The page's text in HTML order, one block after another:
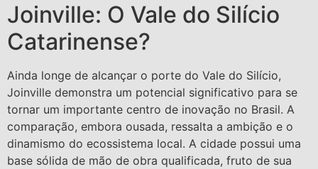
Joinville: O Vale do Silício
Catarinense?
Ainda longe de alcançar o porte do Vale do Silício,
Joinville demonstra um potencial significativo para se
tornar um importante centro de inovação no Brasil. A
comparação, embora ousada, ressalta a ambição e o
dinamismo do ecossistema local. A cidade possui uma
base sólida de mão de obra qualificada, fruto de sua